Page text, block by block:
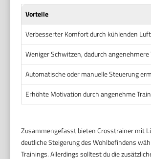
Vorteile
Verbesserter Komfort durch kühlenden
Weniger Schwitzen, dadurch angenehmere
Automatische oder manuelle Steuerung
Erhöhte Motivation durch angenehme
Zusammengefasst bieten Crosstrainer mit
deutliche Steigerung des Wohlbefindens
Trainings. Allerdings solltest du die